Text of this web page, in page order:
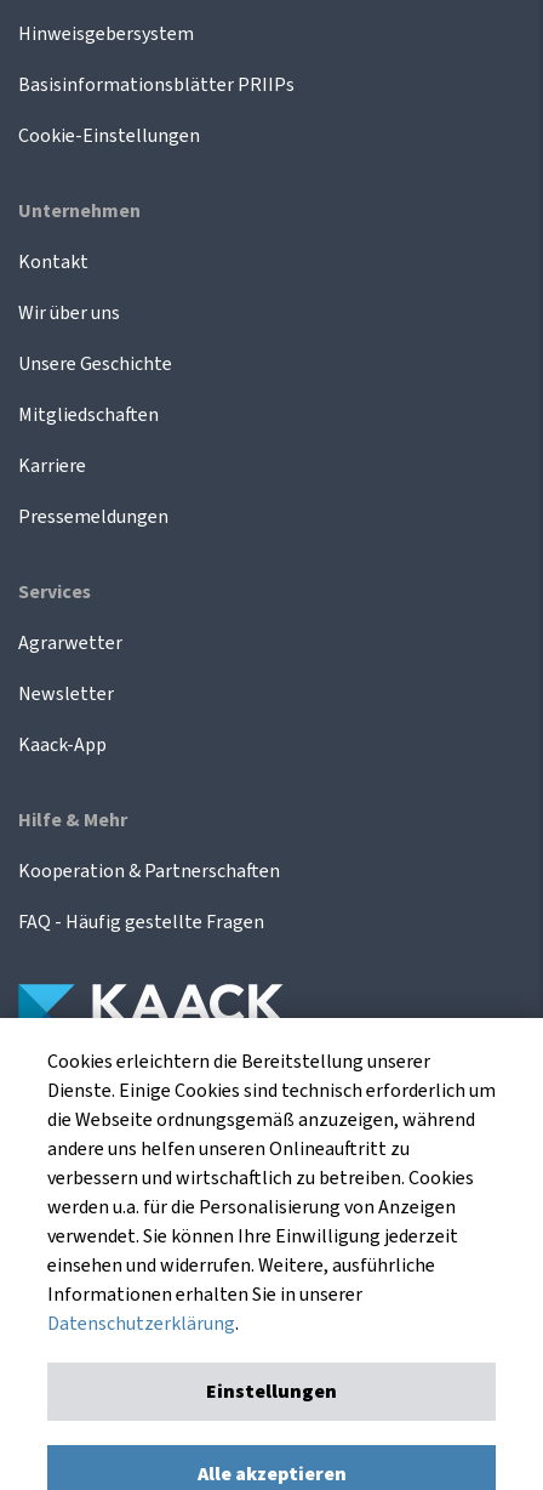
Hinweisgebersystem
Basisinformationsblätter PRIIPs
Cookie-Einstellungen
Unternehmen
Kontakt
Wir über uns
Unsere Geschichte
Mitgliedschaften
Karriere
Pressemeldungen
Services
Agrarwetter
Newsletter
Kaack-App
Hilfe & Mehr
Kooperation & Partnerschaften
FAQ - Häufig gestellte Fragen
Die Kaack Terminhandel GmbH ist ein
Finanzdienstleistungsinstitut für die europäischen
Agrarterminbörsen.
Kaack Terminhandel GmbH
Am Markt 8
49661 Cloppenburg
Datenschutzerklärung
Cookies erleichtern die Bereitstellung unserer
Dienste. Einige Cookies sind technisch erforderlich um
die Webseite ordnungsgemäß anzuzeigen, während
andere uns helfen unseren Onlineauftritt zu
verbessern und wirtschaftlich zu betreiben. Cookies
werden u.a. für die Personalisierung von Anzeigen
verwendet. Sie können Ihre Einwilligung jederzeit
einsehen und widerrufen. Weitere, ausführliche
Informationen erhalten Sie in unserer
Datenschutzerklärung.
Einstellungen
Alle akzeptieren